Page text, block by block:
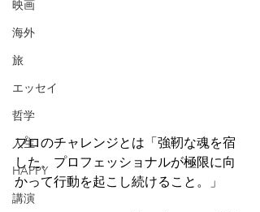
映画
海外
旅
エッセイ
哲学
人生
HAPPY
講演
プロのチャレンジとは「強靭な魂を宿
した、プロフェッショナルが極限に向
かって行動を起こし続けること。」